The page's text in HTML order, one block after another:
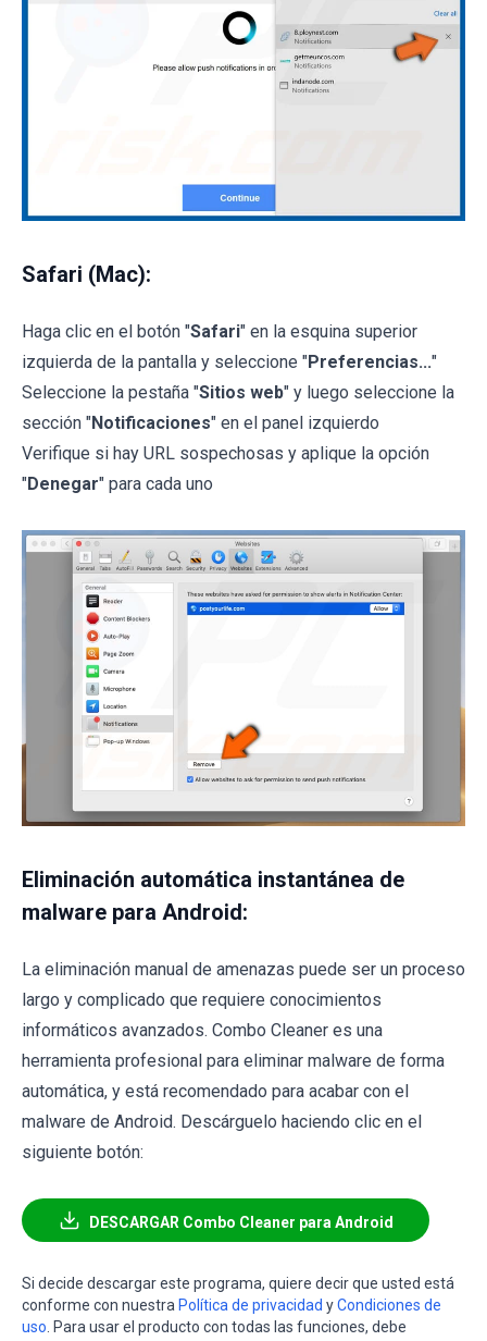
Safari (Mac):
Haga clic en el botón "Safari" en la esquina superior
izquierda de la pantalla y seleccione "Preferencias..."
Seleccione la pestaña "Sitios web" y luego seleccione la
sección "Notificaciones" en el panel izquierdo
Verifique si hay URL sospechosas y aplique la opción
"Denegar" para cada uno
Eliminación automática instantánea de
malware para Android:
La eliminación manual de amenazas puede ser un proceso
largo y complicado que requiere conocimientos
informáticos avanzados. Combo Cleaner es una
herramienta profesional para eliminar malware de forma
automática, y está recomendado para acabar con el
malware de Android. Descárguelo haciendo clic en el
siguiente botón:
DESCARGAR Combo Cleaner para Android
Si decide descargar este programa, quiere decir que usted está
conforme con nuestra Política de privacidad yCondiciones de
uso . Para usar el producto con todas las funciones, debe